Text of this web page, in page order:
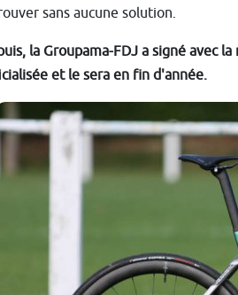
sans aucune solution.
la Groupama-FDJ a signé avec
et le sera en fin d'année.